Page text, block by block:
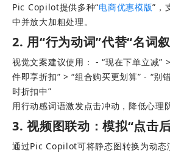
Pic Copilot提供多种“电商优惠模版”，
中并放大加粗处理。
2. 用“行为动词”代替“名词
视觉文案建议使用： - “现在下单立减”
件即享折扣” > “组合购买更划算” - “别
时折扣中”
用行动感词语激发点击冲动，降低心理
3. 视频图联动：模拟“点击
通过Pic Copilot可将静态图转换为动